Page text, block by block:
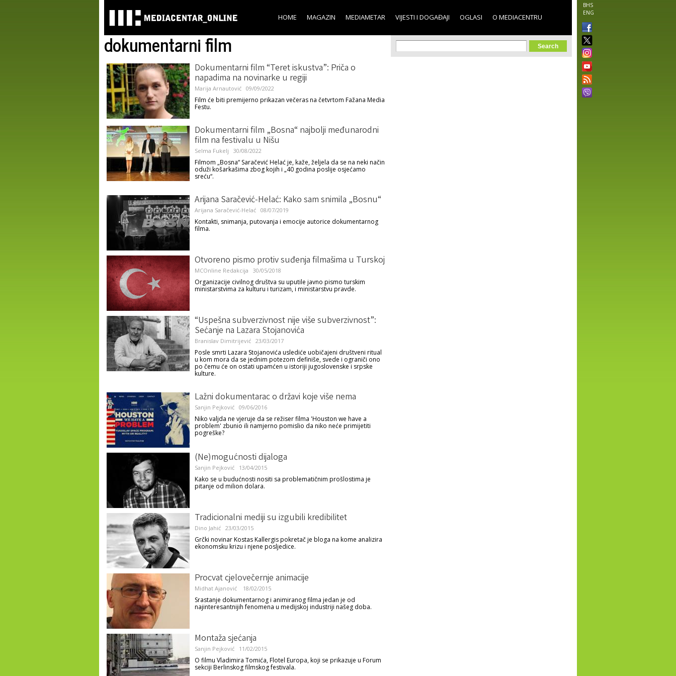
main
content
BHS
ENG
HOME MAGAZIN MEDIAMETAR VIJESTI I DOGAĐAJI OGLASI O MEDIACENTRU
dokumentarni film
Dokumentarni film “Teret iskustva”: Priča o
napadima na novinarke u regiji
Marija Arnautović 09/09/2022
Film će biti premijerno prikazan večeras na četvrtom Fažana Media
Festu.
Dokumentarni film „Bosna“ najbolji međunarodni
film na festivalu u Nišu
Selma Fukelj 30/08/2022
Filmom „Bosna“ Saračević Helać je, kaže, željela da se na neki način
oduži košarkašima zbog kojih i „40 godina poslije osjećamo
sreću“.
Arijana Saračević-Helać: Kako sam snimila „Bosnu“
Arijana Saračević-Helać 08/07/2019
Kontakti, snimanja, putovanja i emocije autorice dokumentarnog
filma.
Otvoreno pismo protiv suđenja filmašima u Turskoj
MCOnline Redakcija 30/05/2018
Organizacije civilnog društva su uputile javno pismo turskim
ministarstvima za kulturu i turizam, i ministarstvu pravde.
“Uspešna subverzivnost nije više subverzivnost”:
Sećanje na Lazara Stojanovića
Branislav Dimitrijević 23/03/2017
Posle smrti Lazara Stojanovića uslediće uobičajeni društveni ritual
u kom mora da se jednim potezom definiše, svede i ograniči ono
po čemu će on ostati upamćen u istoriji jugoslovenske i srpske
kulture.
Lažni dokumentarac o državi koje više nema
Sanjin Pejković 09/06/2016
Niko valjda ne vjeruje da se režiser filma 'Houston we have a
problem' zbunio ili namjerno pomislio da niko neće primijetiti
pogreške?
(Ne)mogućnosti dijaloga
Sanjin Pejković 13/04/2015
Kako se u budućnosti nositi sa problematičnim prošlostima je
pitanje od milion dolara.
Tradicionalni mediji su izgubili kredibilitet
Dino Jahić 23/03/2015
Grčki novinar Kostas Kallergis pokretač je bloga na kome analizira
ekonomsku krizu i njene posljedice.
Procvat cjelovečernje animacije
Midhat Ajanović 18/02/2015
Srastanje dokumentarnog i animiranog filma jedan je od
najinteresantnijih fenomena u medijskoj industriji našeg doba.
Montaža sjećanja
Sanjin Pejković 11/02/2015
O filmu Vladimira Tomića, Flotel Europa, koji se prikazuje u Forum
sekciji Berlinskog filmskog festivala.
Search form
Search